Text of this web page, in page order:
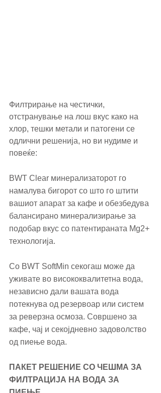
Филтрирање на честички,
отстранување на лош вкус како на
хлор, тешки метали и патогени се
одлични решенија, но ви нудиме и
повеќе:
BWT Clear минерализаторот го
намалува бигорот со што го штити
вашиот апарат за кафе и обезбедува
балансирано минерализирање за
подобар вкус со патентираната Mg2+
технологија.
Со BWT SoftMin секогаш може да
уживате во висококвалитетна вода,
независно дали вашата вода
потекнува од резервоар или систем
за реверзна осмоза. Совршено за
кафе, чај и секојдневно задоволство
од пиење вода.
ПАКЕТ РЕШЕНИЕ СО ЧЕШМА ЗА
ФИЛТРАЦИЈА НА ВОДА ЗА